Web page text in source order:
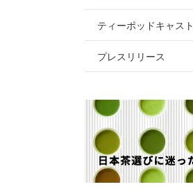
ティーポッドキャスト
プレスリリース